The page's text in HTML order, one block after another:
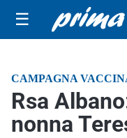
☰
CAMPAGNA
Rsa
nonna